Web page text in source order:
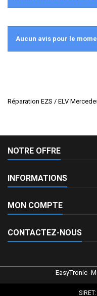
Aucun avis pour le
Réparation EZS / ELV
NOTRE OFFRE
INFORMATIONS
MON COMPTE
CONTACTEZ-NOUS
EasyTronic-